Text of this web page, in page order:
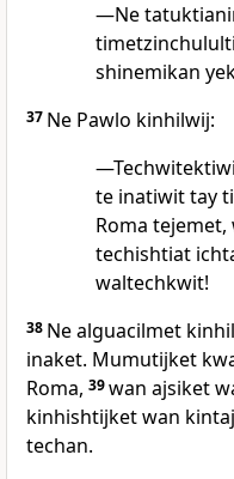
—Ne
shinemikan
37 Ne Pawlo kinhilwij:
te inatiwit tay
Roma
techishtiat
waltechkwit!
38 Ne alguacilmet
inaket. Mumutijket
Roma, 39wan ajsiket
kinhishtijket wan
techan.